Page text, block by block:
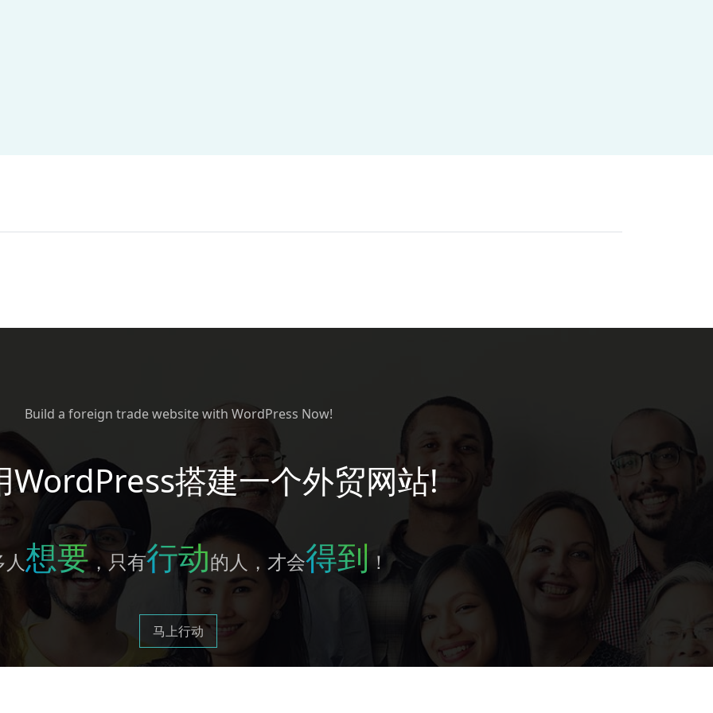
Build a foreign trade website with WordPress Now!
WordPress搭建一个外贸网站!
想要，只有行动的人，才会得到 ！
马上行动